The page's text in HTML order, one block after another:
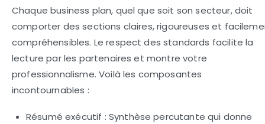
Chaque business plan, quel que soit son secteur, doit
comporter des sections claires, rigoureuses et
compréhensibles. Le respect des standards facilite la
lecture par les partenaires et montre votre
professionnalisme. Voilà les composantes
incontournables :
Résumé exécutif : Synthèse percutante qui donne